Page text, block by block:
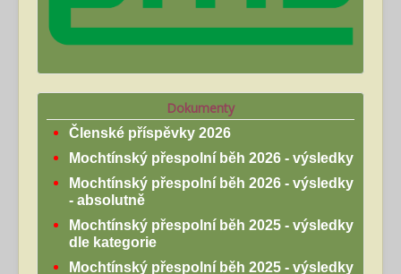
Dokumenty
Členské příspěvky 2026
Mochtínský přespolní běh 2026 - výsledky
Mochtínský přespolní běh 2026 - výsledky
- absolutně
Mochtínský přespolní běh 2025 - výsledky
dle kategorie
Mochtínský přespolní běh 2025 - výsledky